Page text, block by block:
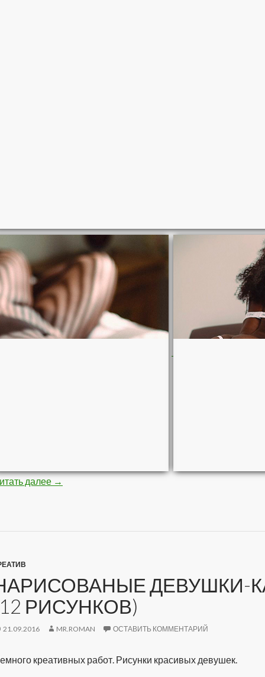
далее Стройная негритяночка (10 фото)
→
ДЕВУШКИ-
РИСУНКОВ)
21.09.2016 MR.ROMAN ОСТАВИТЬ КОММЕНТАРИЙ
креативных работ. Рисунки красивых девушек.